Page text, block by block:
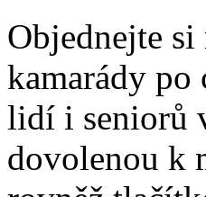
Objednejte
kamarády po
lidí i seniorů
dovolenou k